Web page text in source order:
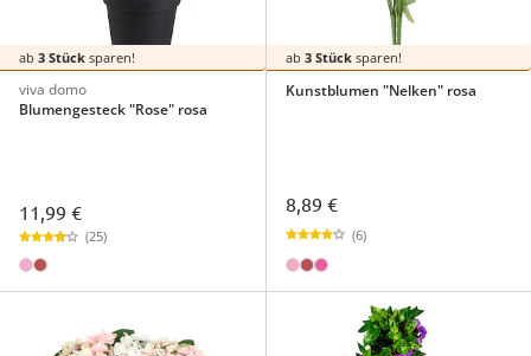
ab 3 Stück sparen!
viva domo
Blumengesteck "Rose" rosa
11,99 €
(25)
ab 3 Stücksparen!
Kunstblumen "Nelken" rosa
8,89 €
(6)